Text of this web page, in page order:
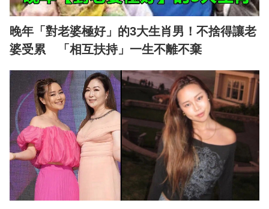
晚年「對老婆極好」的3大生肖男！不捨得讓老
婆受累 「相互扶持」一生不離不棄